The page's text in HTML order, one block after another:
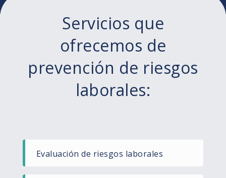
Servicios que
ofrecemos de
prevención de riesgos
laborales:
Evaluación de riesgos laborales​